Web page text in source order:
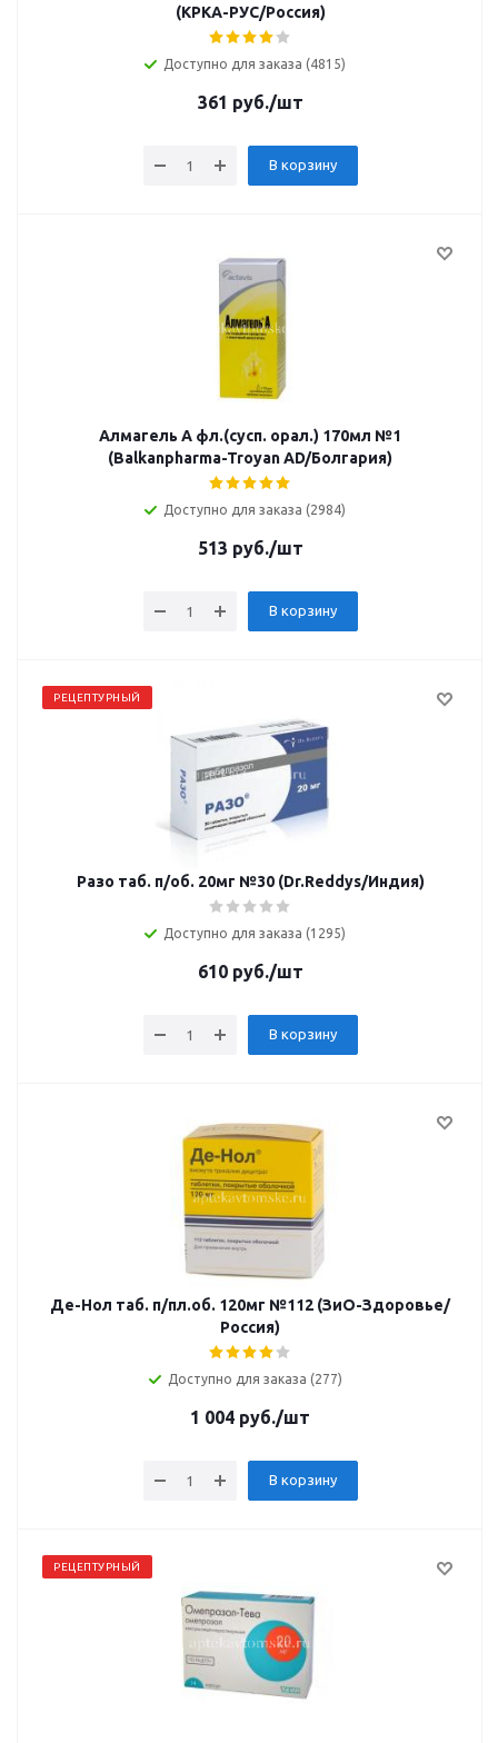
(КРКА-РУС/Россия)
Доступно для заказа (4815)
361 руб./шт
В корзину
Алмагель А фл.(сусп. орал.) 170мл №1
(Balkanpharma-Troyan AD/Болгария)
Доступно для заказа (2984)
513 руб./шт
В корзину
РЕЦЕПТУРНЫЙ
Разо таб. п/об. 20мг №30 (Dr.Reddys/Индия)
Доступно для заказа (1295)
610руб./шт
В корзину
Де-Нол таб. п/пл.об. 120мг №112 (ЗиО-Здоровье/
Россия)
Доступно для заказа (277)
1 004 руб./шт
В корзину
РЕЦЕПТУРНЫЙ